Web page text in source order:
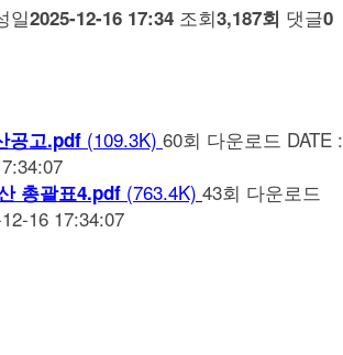
일2025-12-16 17:34 조회3,187회 댓글0
공고.pdf (109.3K) 60회 다운로드 DATE :
총괄표4.pdf (763.4K) 43회 다운로드
16 17:34:07